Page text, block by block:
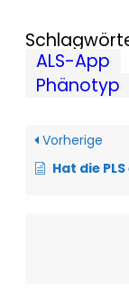
ALS-App
Phänotyp
Vorherige
Hat die PLS